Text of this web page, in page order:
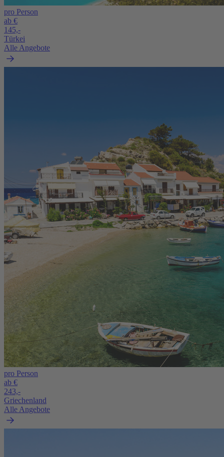
pro Person
ab €
145,-
Türkei
Alle Angebote
pro Person
ab €
243,-
Griechenland
Alle Angebote